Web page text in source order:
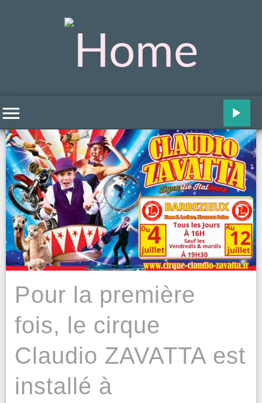
Pour la première
fois, le cirque
Claudio ZAVATTA est
installé à